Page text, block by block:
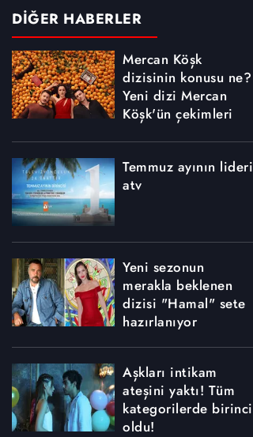
DİĞER HABERLER
Mercan Köşk
dizisinin konusu ne?
Yeni dizi Mercan
Köşk'ün çekimleri
Temmuz ayının lideri
atv
Yeni sezonun
merakla beklenen
dizisi "Hamal" sete
hazırlanıyor
Aşkları intikam
ateşini yaktı! Tüm
kategorilerde birinci
oldu!